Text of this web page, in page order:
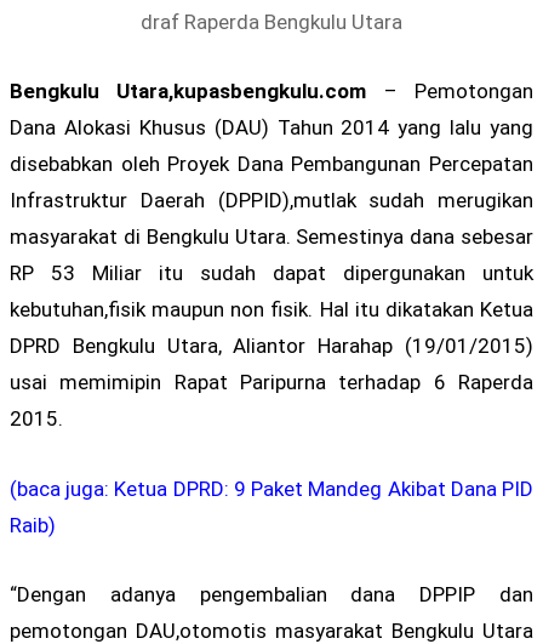
draf Raperda Bengkulu Utara
Bengkulu Utara,kupasbengkulu.com – Pemotongan
Dana Alokasi Khusus (DAU) Tahun 2014 yang lalu yang
disebabkan oleh Proyek Dana Pembangunan Percepatan
Infrastruktur Daerah (DPPID),mutlak sudah merugikan
masyarakat di Bengkulu Utara. Semestinya dana sebesar
RP 53 Miliar itu sudah dapat dipergunakan untuk
kebutuhan,fisik maupun non fisik. Hal itu dikatakan Ketua
DPRD Bengkulu Utara, Aliantor Harahap (19/01/2015)
usai memimipin Rapat Paripurna terhadap 6 Raperda
2015.
(baca juga: Ketua DPRD: 9 Paket Mandeg Akibat Dana PID
Raib)
“Dengan adanya pengembalian dana DPPIP dan
pemotongan DAU,otomotis masyarakat Bengkulu Utara